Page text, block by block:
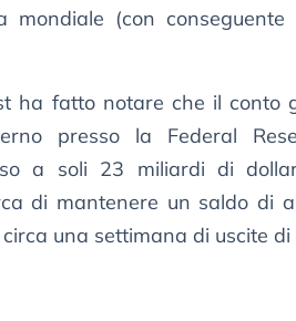
mondiale (con conseguente
ha fatto notare che il conto
presso la Federal
a soli 23 miliardi di
di mantenere un saldo di
una settimana di uscite di